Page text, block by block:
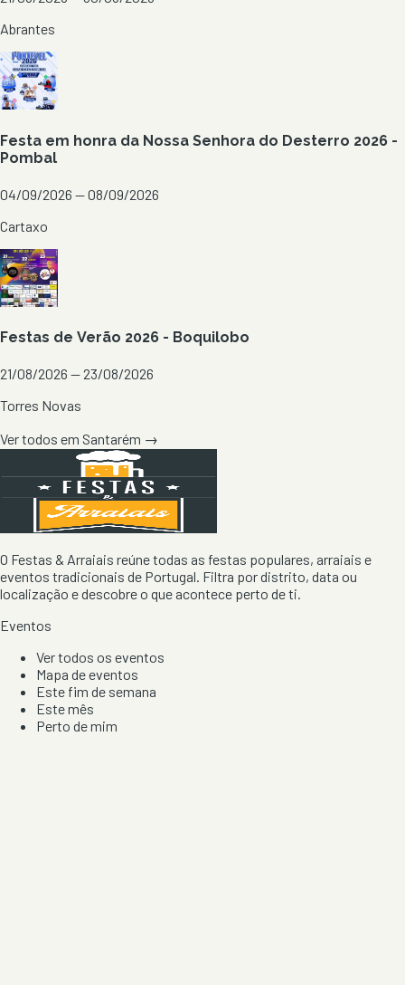
Abrantes
Festa em honra da Nossa Senhora do Desterro 2026 -
Pombal
04/09/2026 — 08/09/2026
Cartaxo
Festas de Verão 2026 - Boquilobo
21/08/2026 — 23/08/2026
Torres Novas
Ver todos em Santarém →
O Festas & Arraiais reúne todas as festas populares, arraiais e
eventos tradicionais de Portugal. Filtra por distrito, data ou
localização e descobre o que acontece perto de ti.
Eventos
Ver todos os eventos
Mapa de eventos
Este fim de semana
Este mês
Perto de mim